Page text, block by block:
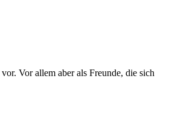
vor. Vor allem aber als Freunde, die sich